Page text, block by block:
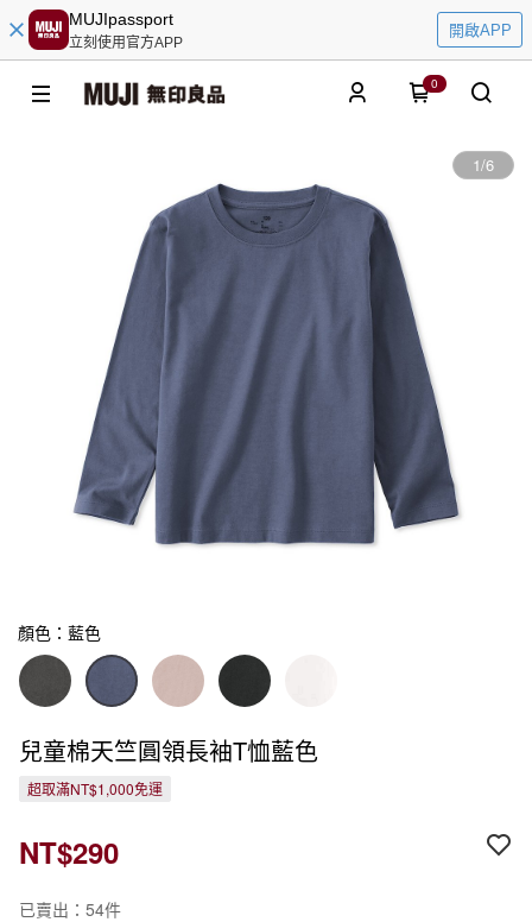
MUJIpassport
立刻使用官方APP
開啟APP
0
1/6
顏色：藍色
兒童棉天竺圓領長袖T恤藍色
超取滿NT$1,000免運
NT$290
已賣出：54件